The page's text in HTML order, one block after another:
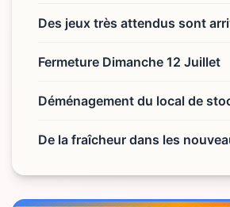
Des jeux très attendus sont
Fermeture Dimanche 12 Juillet
Déménagement du local de
De la fraîcheur dans les